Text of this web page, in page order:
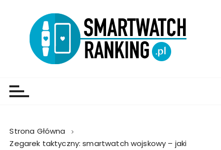
Strona Główna
Zegarek taktyczny: smartwatch wojskowy – jaki